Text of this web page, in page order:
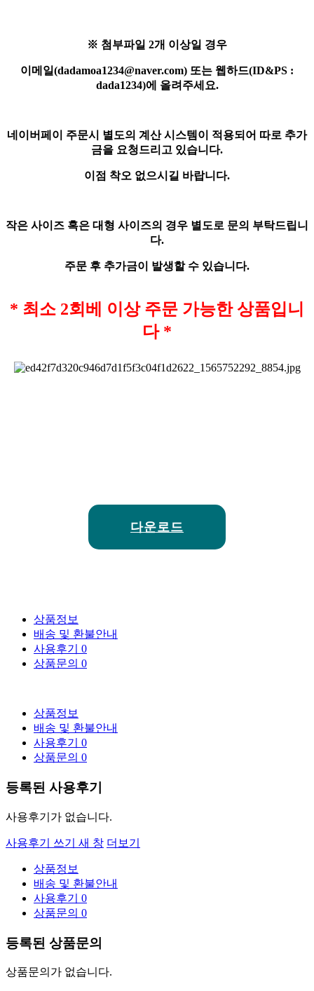
※ 첨부파일 2개 이상일 경우
이메일(dadamoa1234@naver.com) 또는 웹하드(ID&PS :
dada1234)에 올려주세요.
네이버페이 주문시 별도의 계산 시스템이 적용되어 따로 추가
금을 요청드리고 있습니다.
이점 착오 없으시길 바랍니다.
작은 사이즈 혹은 대형 사이즈의 경우 별도로 문의 부탁드립니
다.
주문 후 추가금이 발생할 수 있습니다.
* 최소 2회베 이상 주문 가능한 상품입니
다 *
다운로드
상품정보
배송 및 환불안내
사용후기 0
상품문의 0
상품정보
배송 및 환불안내
사용후기 0
상품문의 0
등록된 사용후기
사용후기가 없습니다.
사용후기 쓰기 새 창 더보기
상품정보
배송 및 환불안내
사용후기 0
상품문의 0
등록된 상품문의
상품문의가 없습니다.